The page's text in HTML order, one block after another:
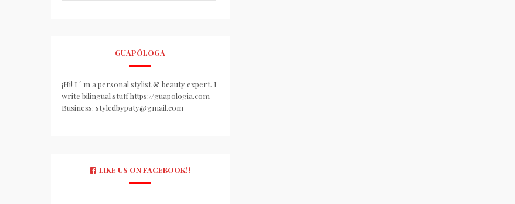
GUAPÓLOGA
¡Hi! I ´ m a personal stylist & beauty expert. I
write bilingual stuff https://guapologia.com
Business: styledbypaty@gmail.com
LIKE US ON FACEBOOK!!